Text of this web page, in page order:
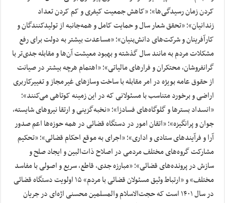
کردن زمان رسیدگی‌ها»؛ «کاهش جمعیت کیفری و کم کردن تعداد
زندانیان»؛ «تحقق شعار سال و حمایت کامل و همه‌جانبه از تولیدکنندگان و
کارآفرینان و شرکت‌های دانش‌بنیان»؛ «مساعدت بیشتر به دولت برای رفع
مشکلات مردم به مانند سال گذشته و بهبود معیشت آن‌ها و مقابله جدی‌تر با
گرانفروشان، محتکران و فرارهای مالیاتی»؛ «اهتمام هرچه بیشتر در صیانت
از حقوق عامه بویژه در امر مقابله با ساخت وسازهای غیرمجاز و تغییرکاربری
اراضی و برخورد متناسب با مسئولانی که در این زمینه کوتاهی می‌کنند»؛
«انسداد بسترها و گلوگاه‌های فسادزا»؛ «نخبه‌گزینی و ارتقا نیروهای شایسته،
جوان و پرانگیزه»؛ «اتقان امور در دستگاه قضائی در همه حوزه‌ها اعم صدور
آرا و فرآیندهای ستادی و اداری»؛ «اجرای به موقع احکام قضائی»؛ «تحکیم
مشارکت گروه‌های مختلف مردمی در اصلاح ذات‌البین و ایجاد صلح و
سازش در پرونده‌های قضائی»؛ «مبارزه جدی، قاطع، سریع و اصولی با مفاسد
مختلف» و «ارتباط وثیق مسئولان قضائی با مردم» ۱۵ اولویت دستگاه قضائی
در سال ۱۴۰۱ است که حجت‌الاسلام والمسلمین محسنی اژه‌ای در جریان